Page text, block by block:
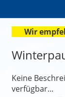
Wir
Keine
verfügbar...